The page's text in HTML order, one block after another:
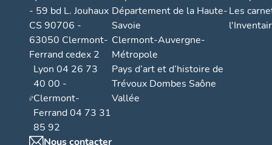
- 59 bd L. Jouhaux
CS 90706 -
63050 Clermont-
Ferrand cedex 2
Lyon 04 26 73
40 00 -
Clermont-
Ferrand 04 73 31
85 92
Nous contacter
Département de la Haute-
Savoie
Clermont-Auvergne-
Métropole
Pays d’art et d’histoire de
Trévoux Dombes Saône
Vallée
Les